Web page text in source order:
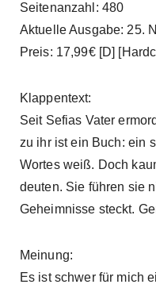
Seitenanzahl: 480
Aktuelle Ausgabe: 25.
Preis: 17,99€ [D]
Klappentext:
Seit Sefias Vater
zu ihr ist ein Buch: ein
Wortes weiß. Doch
deuten. Sie führen sie
Geheimnisse steckt.
Meinung:
Es ist schwer für mich